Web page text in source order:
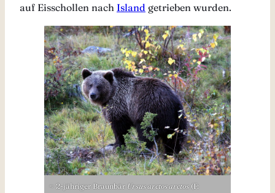
auf Eisschollen nach Island getrieben wurden.
≈ 2-jähriger Braunbär Ursus arctos arctos (F: